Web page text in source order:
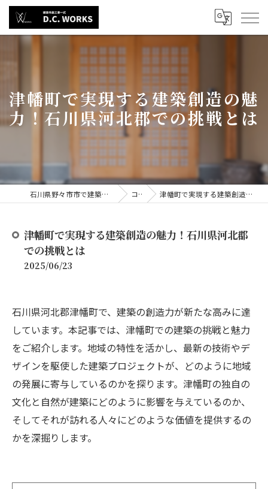
津幡町で実現する建築創造の魅
力！石川県河北郡での挑戦とは
石川県野々市市で建築の求人なら株式会社D.C.WORKS コラム 津幡町で実現する建築創造の魅力！石川県河北郡での挑戦とは
津幡町で実現する建築創造の魅力！石川県河北郡
での挑戦とは
2025/06/23
石川県河北郡津幡町で、建築の創造力が新たな高みに達
しています。本記事では、津幡町での建築の挑戦と魅力
をご紹介します。地域の特性を活かし、最新の技術やデ
ザインを駆使した建築プロジェクトが、どのように地域
の発展に寄与しているのかを探ります。津幡町の独自の
文化と自然が建築にどのように影響を与えているのか、
そしてそれが訪れる人々にどのような価値を提供するの
かを深掘りします。